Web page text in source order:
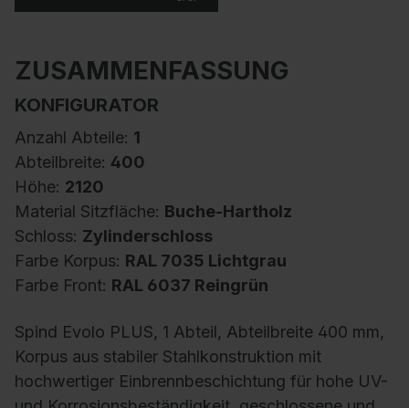
ZUSAMMENFASSUNG
KONFIGURATOR
Anzahl Abteile: 1
Abteilbreite: 400
Höhe: 2120
Material Sitzfläche: Buche-Hartholz
Schloss: Zylinderschloss
Farbe Korpus: RAL 7035 Lichtgrau
Farbe Front: RAL 6037 Reingrün
Spind Evolo PLUS, 1 Abteil, Abteilbreite 400 mm,
Korpus aus stabiler Stahlkonstruktion mit
hochwertiger Einbrennbeschichtung für hohe UV-